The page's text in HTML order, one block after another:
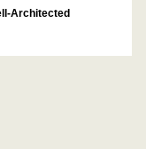
Architected